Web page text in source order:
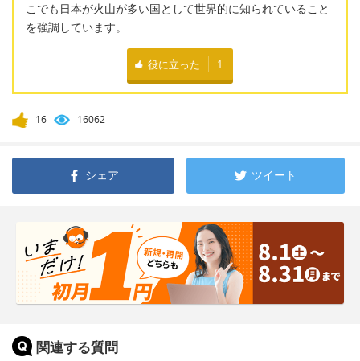
こでも日本が火山が多い国として世界的に知られていること
を強調しています。
役に立った 1
16 16062
シェア ツイート
関連する質問